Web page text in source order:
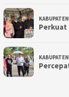
Perkuat